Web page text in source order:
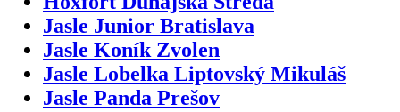
Jasle Junior Bratislava
Jasle Koník Zvolen
Jasle Lobelka Liptovský Mikuláš
Jasle Panda Prešov